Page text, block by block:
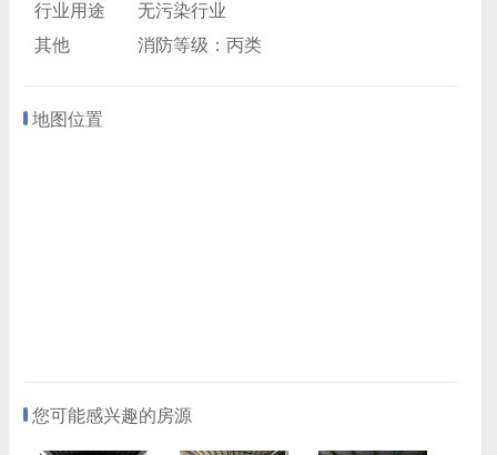
行业用途
无污染行业
其他
消防等级：丙类
地图位置
您可能感兴趣的房源